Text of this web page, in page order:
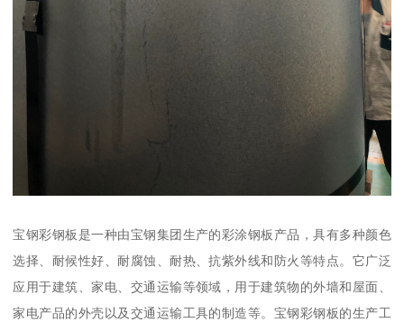
宝钢彩钢板是一种由宝钢集团生产的彩涂钢板产品，具有多种颜色
选择、耐候性好、耐腐蚀、耐热、抗紫外线和防火等特点。它广泛
应用于建筑、家电、交通运输等领域，用于建筑物的外墙和屋面、
家电产品的外壳以及交通运输工具的制造等。宝钢彩钢板的生产工